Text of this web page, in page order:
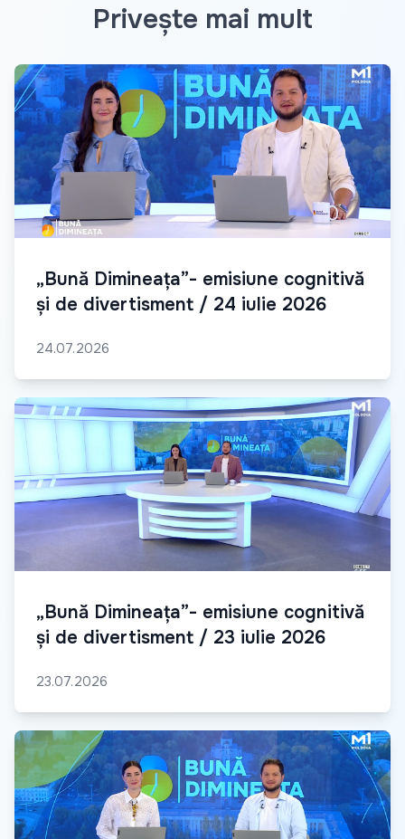
Privește mai mult
„Bună Dimineața”- emisiune cognitivă
și de divertisment / 24 iulie 2026
24.07.2026
„Bună Dimineața”- emisiune cognitivă
și de divertisment / 23 iulie 2026
23.07.2026